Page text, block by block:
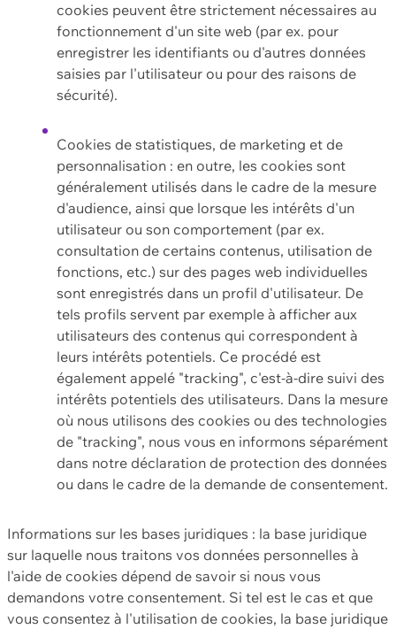
cookies peuvent être strictement nécessaires au
fonctionnement d'un site web (par ex. pour
enregistrer les identifiants ou d'autres données
saisies par l'utilisateur ou pour des raisons de
sécurité).
Cookies de statistiques, de marketing et de
personnalisation : en outre, les cookies sont
généralement utilisés dans le cadre de la mesure
d'audience, ainsi que lorsque les intérêts d'un
utilisateur ou son comportement (par ex.
consultation de certains contenus, utilisation de
fonctions, etc.) sur des pages web individuelles
sont enregistrés dans un profil d'utilisateur. De
tels profils servent par exemple à afficher aux
utilisateurs des contenus qui correspondent à
leurs intérêts potentiels. Ce procédé est
également appelé "tracking", c'est-à-dire suivi des
intérêts potentiels des utilisateurs. Dans la mesure
où nous utilisons des cookies ou des technologies
de "tracking", nous vous en informons séparément
dans notre déclaration de protection des données
ou dans le cadre de la demande de consentement.
Informations sur les bases juridiques : la base juridique
sur laquelle nous traitons vos données personnelles à
l'aide de cookies dépend de savoir si nous vous
demandons votre consentement. Si tel est le cas et que
vous consentez à l'utilisation de cookies, la base juridique